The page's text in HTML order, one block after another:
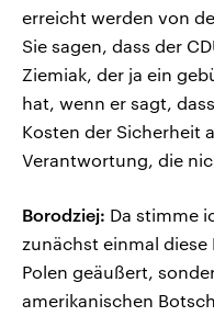
erreicht werden von
Sie sagen, dass der
Ziemiak, der ja ein
hat, wenn er sagt,
Kosten der Sicherheit
Verantwortung, die
Borodziej: Da stimme
zunächst einmal
Polen geäußert,
amerikanischen